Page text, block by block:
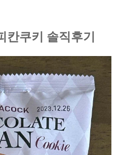
칸쿠키 솔직후기